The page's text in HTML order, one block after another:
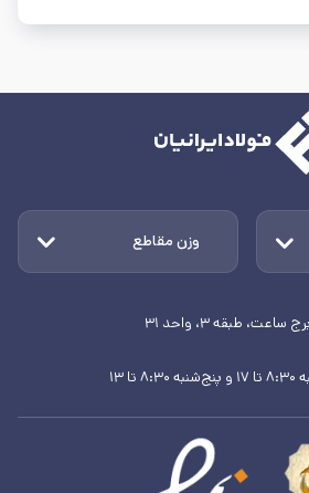
وزن مقاطع
طبقه ۳، واحد ۳۱
۱۳